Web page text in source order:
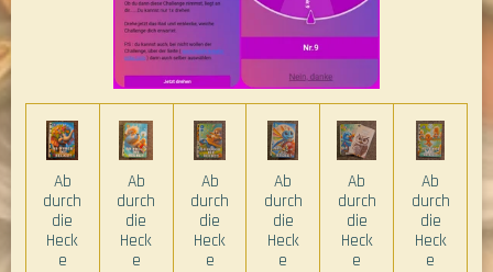
Ab
durch
die
Heck
e
Ab
durch
die
Heck
e
Ab
durch
die
Heck
e
Ab
durch
die
Heck
e
Ab
durch
die
Heck
e
Ab
durch
die
Heck
e